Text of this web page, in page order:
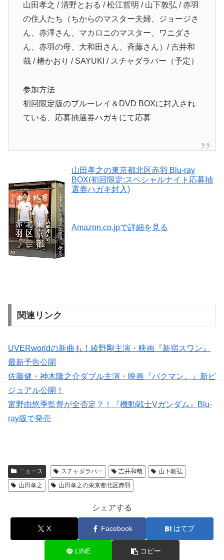
山田孝之 / 清野とおる / 松江哲明 / 山下敦弘 / 赤羽
の住人たち（ちからのマスター夫婦、ジョージさ
ん、赤澤さん、マカロニのマスター、ワニダさ
ん、赤羽の母、大和田さん、斉藤さん）/ 吉井和
哉 / 椿かおり / SAYUKI / スチャダラパー（予定）
参加方法
初回限定版のブルーレイ＆DVD BOXに封入され
ている、応募抽選券ハガキにて応募
山田孝之の東京都北区赤羽 Blu-ray
BOX(初回限定:スペシャルナイト応募抽
選券ハガキ封入)
Amazon.co.jpで詳細を見る
関連リンク
UVERworldの新曲も！綾野剛主演・映画『新宿スワン』
最新予告公開
佐藤健・神木隆之介ダブル主演・映画『バクマン。』新ビ
ジュアル公開！
富野由悠季監督が全否定？！『機動戦士Vガンダム』Blu-
ray版で発売
ニュース スチャダラパー 吉井和哉
山下敦弘
山田孝之
山田孝之の東京都北区赤羽
シェアする
X Facebook はてブ
LINE コピー